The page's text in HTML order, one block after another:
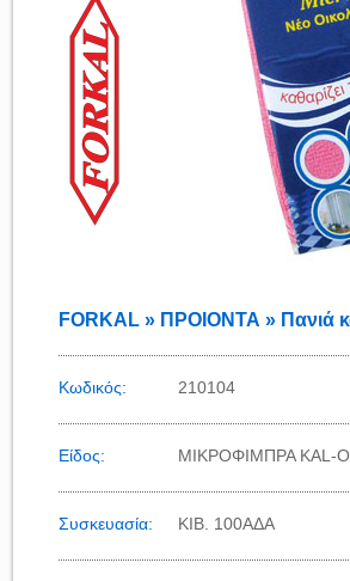
FORKAL » ΠΡΟΙΟΝΤΑ » Πανιά
Κωδικός: 210104
Είδος: ΜΙΚΡΟΦΙΜΠΡΑ KAL-
Συσκευασία: KIB. 100ΑΔΑ